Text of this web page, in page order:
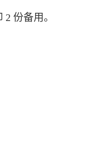
份备用。